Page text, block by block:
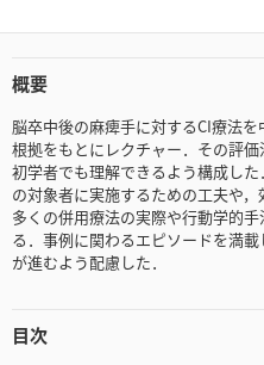
概要
脳卒中後の麻痺手に対するCI療法
根拠をもとにレクチャー．その評価
初学者でも理解できるよう構成し
の対象者に実施するための工夫や，
多くの併用療法の実際や行動学的
る．事例に関わるエピソードを満
が進むよう配慮した．
目次